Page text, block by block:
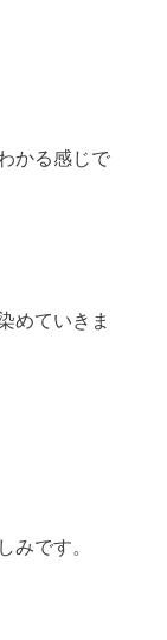
かる感じで
めていきま
みです。